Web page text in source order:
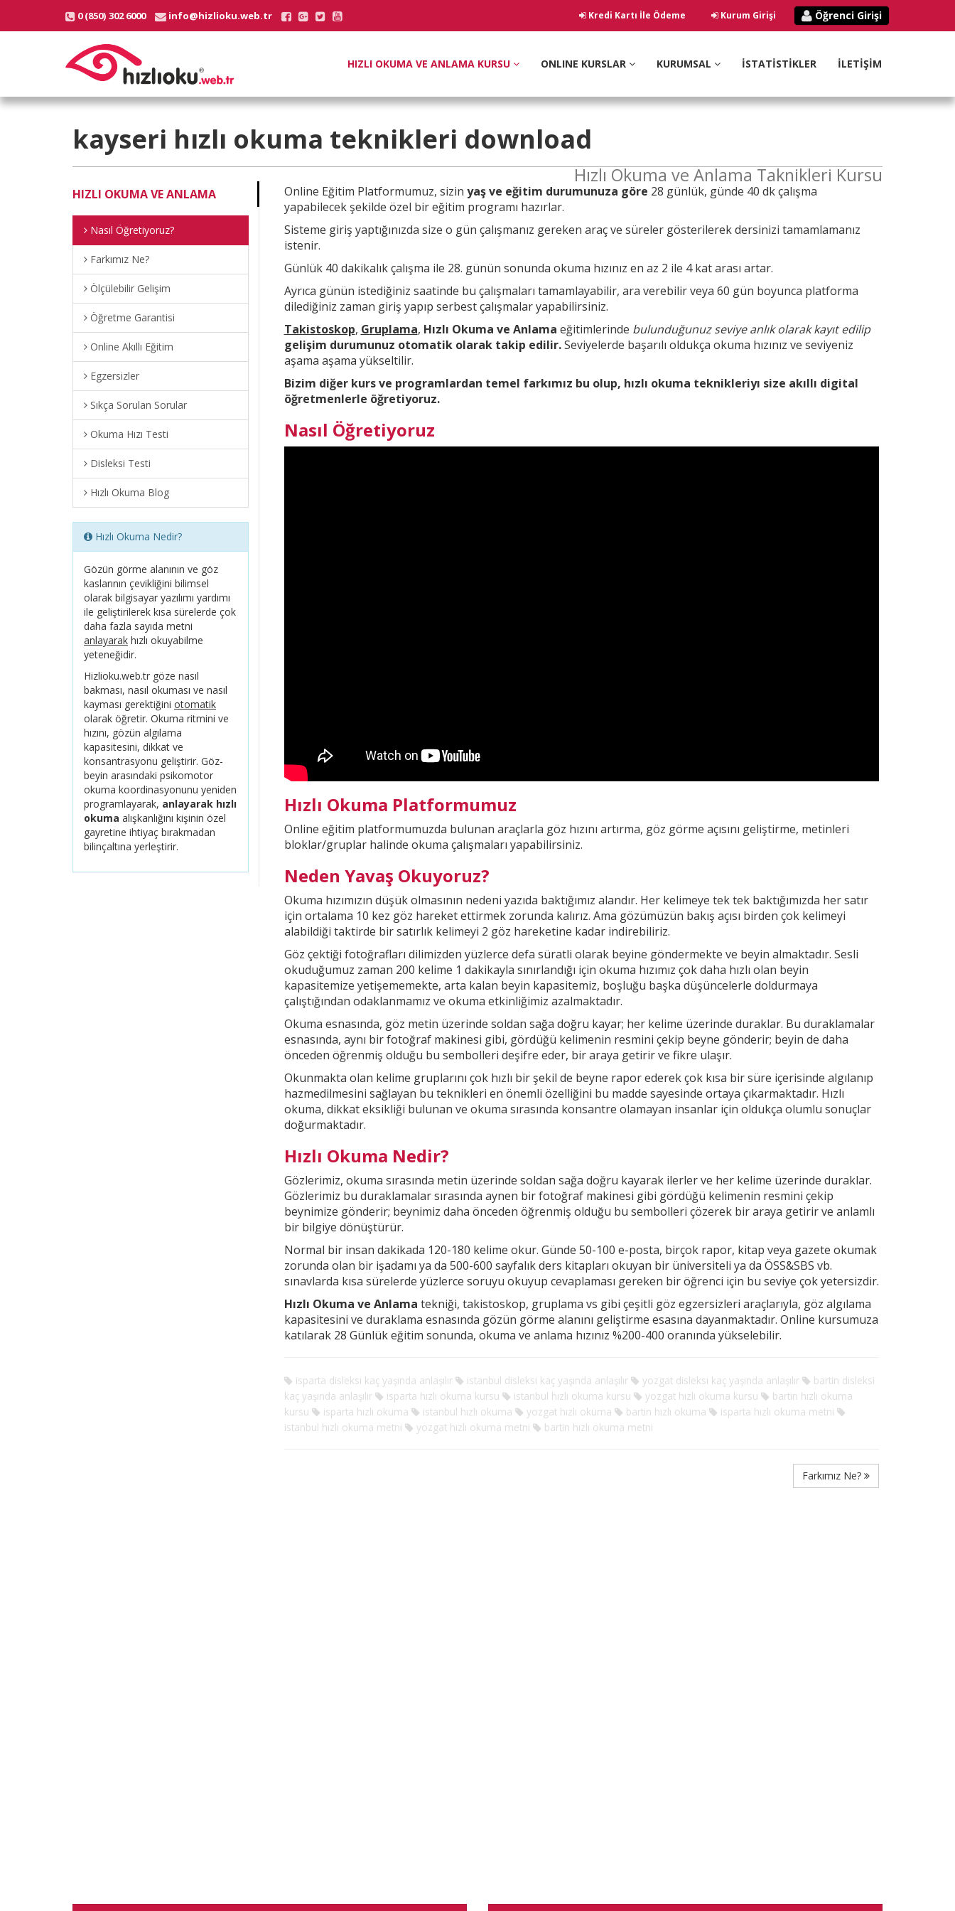
0 (850) 302 6000 info@hizlioku.web.tr Kredi Kartı İle Ödeme Kurum Girişi Öğrenci Girişi
HIZLI OKUMA VE ANLAMA KURSU ONLINE KURSLAR KURUMSAL İSTATİSTİKLER İLETİŞİM
kayseri hızlı okuma teknikleri download
Hızlı Okuma ve Anlama Taknikleri Kursu
HIZLI OKUMA VE ANLAMA
Nasıl Öğretiyoruz?
Farkımız Ne?
Ölçülebilir Gelişim
Öğretme Garantisi
Online Akıllı Eğitim
Egzersizler
Sıkça Sorulan Sorular
Okuma Hızı Testi
Disleksi Testi
Hızlı Okuma Blog
Hızlı Okuma Nedir?
Gözün görme alanının ve göz
kaslarının çevikliğini bilimsel
olarak bilgisayar yazılımı yardımı
ile geliştirilerek kısa sürelerde çok
daha fazla sayıda metni
anlayarak hızlı okuyabilme
yeteneğidir.
Hizlioku.web.tr göze nasıl
bakması, nasıl okuması ve nasıl
kayması gerektiğini otomatik
olarak öğretir. Okuma ritmini ve
hızını, gözün algılama
kapasitesini, dikkat ve
konsantrasyonu geliştirir. Göz-
beyin arasındaki psikomotor
okuma koordinasyonunu yeniden
programlayarak, anlayarak hızlı
okuma alışkanlığını kişinin özel
gayretine ihtiyaç bırakmadan
bilinçaltına yerleştirir.
Online Eğitim Platformumuz, sizin yaş ve eğitim durumunuza göre 28 günlük, günde 40 dk çalışma
yapabilecek şekilde özel bir eğitim programı hazırlar.
Sisteme giriş yaptığınızda size o gün çalışmanız gereken araç ve süreler gösterilerek dersinizi tamamlamanız
istenir.
Günlük 40 dakikalık çalışma ile 28. günün sonunda okuma hızınız en az 2 ile 4 kat arası artar.
Ayrıca günün istediğiniz saatinde bu çalışmaları tamamlayabilir, ara verebilir veya 60 gün boyunca platforma
dilediğiniz zaman giriş yapıp serbest çalışmalar yapabilirsiniz.
Takistoskop, Gruplama, Hızlı Okuma ve Anlama eğitimlerinde bulunduğunuz seviye anlık olarak kayıt edilip
gelişim durumunuz otomatik olarak takip edilir.Seviyelerde başarılı oldukça okuma hızınız ve seviyeniz
aşama aşama yükseltilir.
Bizim diğer kurs ve programlardan temel farkımız bu olup, hızlı okuma teknikleriyı size akıllı digital
öğretmenlerle öğretiyoruz.
Nasıl Öğretiyoruz
Hızlı Okuma Platformumuz
Online eğitim platformumuzda bulunan araçlarla göz hızını artırma, göz görme açısını geliştirme, metinleri
bloklar/gruplar halinde okuma çalışmaları yapabilirsiniz.
Neden Yavaş Okuyoruz?
Okuma hızımızın düşük olmasının nedeni yazıda baktığımız alandır. Her kelimeye tek tek baktığımızda her satır
için ortalama 10 kez göz hareket ettirmek zorunda kalırız. Ama gözümüzün bakış açısı birden çok kelimeyi
alabildiği taktirde birsatırlık kelimeyi 2 göz hareketine kadar indirebiliriz.
Göz çektiği fotoğrafları dilimizden yüzlerce defa süratli olarak beyine göndermekte ve beyin almaktadır. Sesli
okuduğumuz zaman 200 kelime 1 dakikayla sınırlandığı için okuma hızımız çok daha hızlı olan beyin
kapasitemize yetişememekte, arta kalan beyin kapasitemiz, boşluğu başka düşüncelerle doldurmaya
çalıştığından odaklanmamız ve okuma etkinliğimiz azalmaktadır.
Okuma esnasında, göz metin üzerinde soldan sağa doğru kayar; her kelime üzerinde duraklar. Bu duraklamalar
esnasında, aynı bir fotoğraf makinesi gibi, gördüğü kelimenin resmini çekip beyne gönderir; beyin de daha
önceden öğrenmiş olduğu bu sembolleri deşifre eder, bir araya getirir ve fikre ulaşır.
Okunmakta olan kelime gruplarını çok hızlı bir şekil de beyne rapor ederek çok kısa bir süre içerisinde algılanıp
hazmedilmesini sağlayan bu teknikleri en önemli özelliğini bu madde sayesinde ortaya çıkarmaktadır. Hızlı
okuma, dikkateksikliği bulunan ve okuma sırasında konsantre olamayan insanlar için oldukça olumlu sonuçlar
doğurmaktadır.
Hızlı Okuma Nedir?
Gözlerimiz, okuma sırasında metin üzerinde soldan sağa doğru kayarak ilerler ve her kelime üzerinde duraklar.
Gözlerimiz bu duraklamalar sırasında aynen bir fotoğraf makinesi gibi gördüğü kelimenin resmini çekip
beynimize gönderir; beynimiz daha önceden öğrenmiş olduğu bu sembolleri çözerek bir araya getirir ve anlamlı
bir bilgiye dönüştürür.
Normal bir insan dakikada 120-180 kelime okur. Günde 50-100 e-posta, birçok rapor, kitap veya gazete okumak
zorunda olan bir işadamı ya da 500-600 sayfalık ders kitapları okuyan bir üniversiteli ya da ÖSS&SBS vb.
sınavlarda kısa sürelerde yüzlerce soruyu okuyup cevaplaması gereken bir öğrenci için bu seviye çok yetersizdir.
Hızlı Okuma ve Anlama tekniği, takistoskop, gruplama vs gibi çeşitli göz egzersizleri araçlarıyla, göz algılama
kapasitesini ve duraklama esnasında gözün görme alanını geliştirme esasına dayanmaktadır. Online kursumuza
katılarak 28 Günlük eğitim sonunda, okuma ve anlama hızınız %200-400 oranında yükselebilir.
isparta disleksi kaç yaşında anlaşılır istanbul disleksi kaç yaşında anlaşılır yozgat disleksi kaç yaşında anlaşılır
bartin disleksi
kaç yaşında anlaşılır
isparta hızlı okuma kursu istanbul hızlı okuma kursu yozgat hızlı okuma kursu
bartin hızlı okuma
kursu
isparta hızlı okuma istanbul hızlı okuma yozgat hızlı okuma bartin hızlı okuma
isparta hızlı okuma metni
istanbul hızlı okuma metni
yozgat hızlı okuma metni bartin hızlı okuma metni
Farkımız Ne?